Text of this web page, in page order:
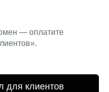
— оплатите
для клиентов